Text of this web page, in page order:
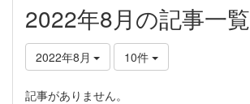
2022年8月の記事一覧
2022年8月 10件
記事がありません。